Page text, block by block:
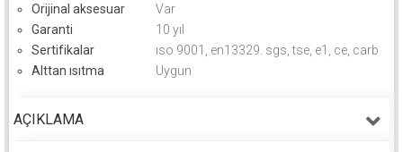
Orijinal aksesuar
Var
Garanti
10 yıl
Sertifikalar
ıso 9001, en13329. sgs, tse, e1, ce, carb
Alttan ısıtma
Uygun
AÇIKLAMA